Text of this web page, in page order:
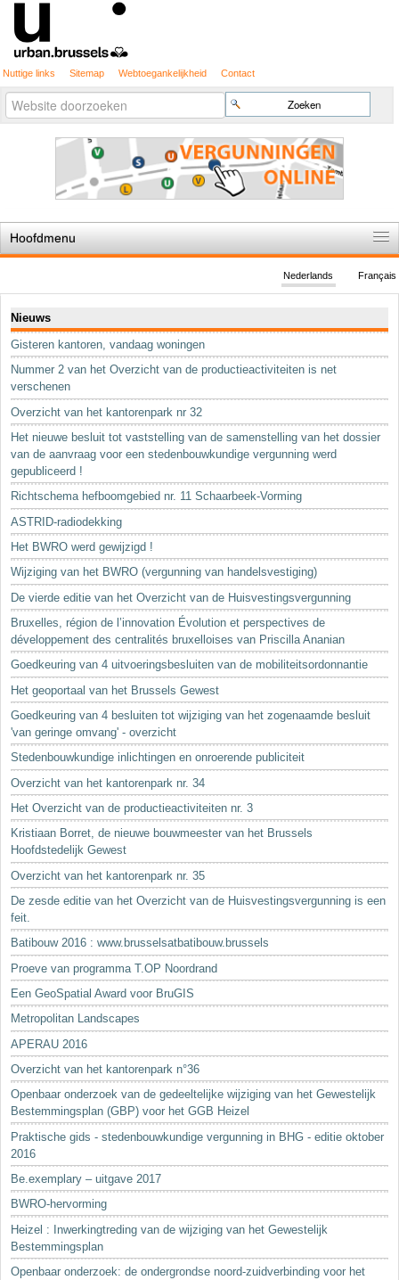
Nuttige links Sitemap Webtoegankelijkheid Contact
Zoek
Geavanceerd
zoeken...
Hoofdmenu
De spelregels
Stedenbouwkundige vergunning
Cartografie
Studies en publicaties
Sleutelwoorden
Stedenbouwkundige inlichtingen
Français
Nederlands
Nieuws
Gisteren kantoren, vandaag woningen
Nummer 2 van het Overzicht van de productieactiviteiten is net
verschenen
Overzicht van het kantorenpark nr 32
Het nieuwe besluit tot vaststelling van de samenstelling van het dossier
van de aanvraag voor een stedenbouwkundige vergunning werd
gepubliceerd !
Richtschema hefboomgebied nr. 11 Schaarbeek-Vorming
ASTRID-radiodekking
Het BWRO werd gewijzigd !
Wijziging van het BWRO (vergunning van handelsvestiging)
De vierde editie van het Overzicht van de Huisvestingsvergunning
Bruxelles, région de l’innovation Évolution et perspectives de
développement des centralités bruxelloises van Priscilla Ananian
Goedkeuring van 4 uitvoeringsbesluiten van de mobiliteitsordonnantie
Het geoportaal van het Brussels Gewest
Goedkeuring van 4 besluiten tot wijziging van het zogenaamde besluit
'van geringe omvang' - overzicht
Stedenbouwkundige inlichtingen en onroerende publiciteit
Overzicht van het kantorenpark nr. 34
Het Overzicht van de productieactiviteiten nr. 3
Kristiaan Borret, de nieuwe bouwmeester van het Brussels
Hoofdstedelijk Gewest
Overzicht van het kantorenpark nr. 35
De zesde editie van het Overzicht van de Huisvestingsvergunning is een
feit.
Batibouw 2016 : www.brusselsatbatibouw.brussels
Proeve van programma T.OP Noordrand
Een GeoSpatial Award voor BruGIS
Metropolitan Landscapes
APERAU 2016
Overzicht van het kantorenpark n°36
Openbaar onderzoek van de gedeeltelijke wijziging van het Gewestelijk
Bestemmingsplan (GBP) voor het GGB Heizel
Praktische gids - stedenbouwkundige vergunning in BHG - editie oktober
2016
Be.exemplary – uitgave 2017
BWRO-hervorming
Heizel : Inwerkingtreding van de wijziging van het Gewestelijk
Bestemmingsplan
Openbaar onderzoek: de ondergrondse noord-zuidverbinding voor het